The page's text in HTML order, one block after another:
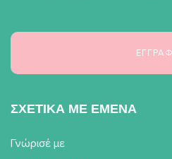
ΣΧΕΤΙΚΑ ΜΕ ΕΜΕΝΑ
Γνώρισέ με